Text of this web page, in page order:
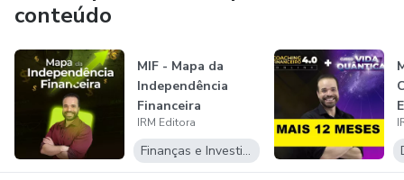
conteúdo
MIF - Mapa da
Independência
Financeira
IRM Editora
Finanças e Investimentos